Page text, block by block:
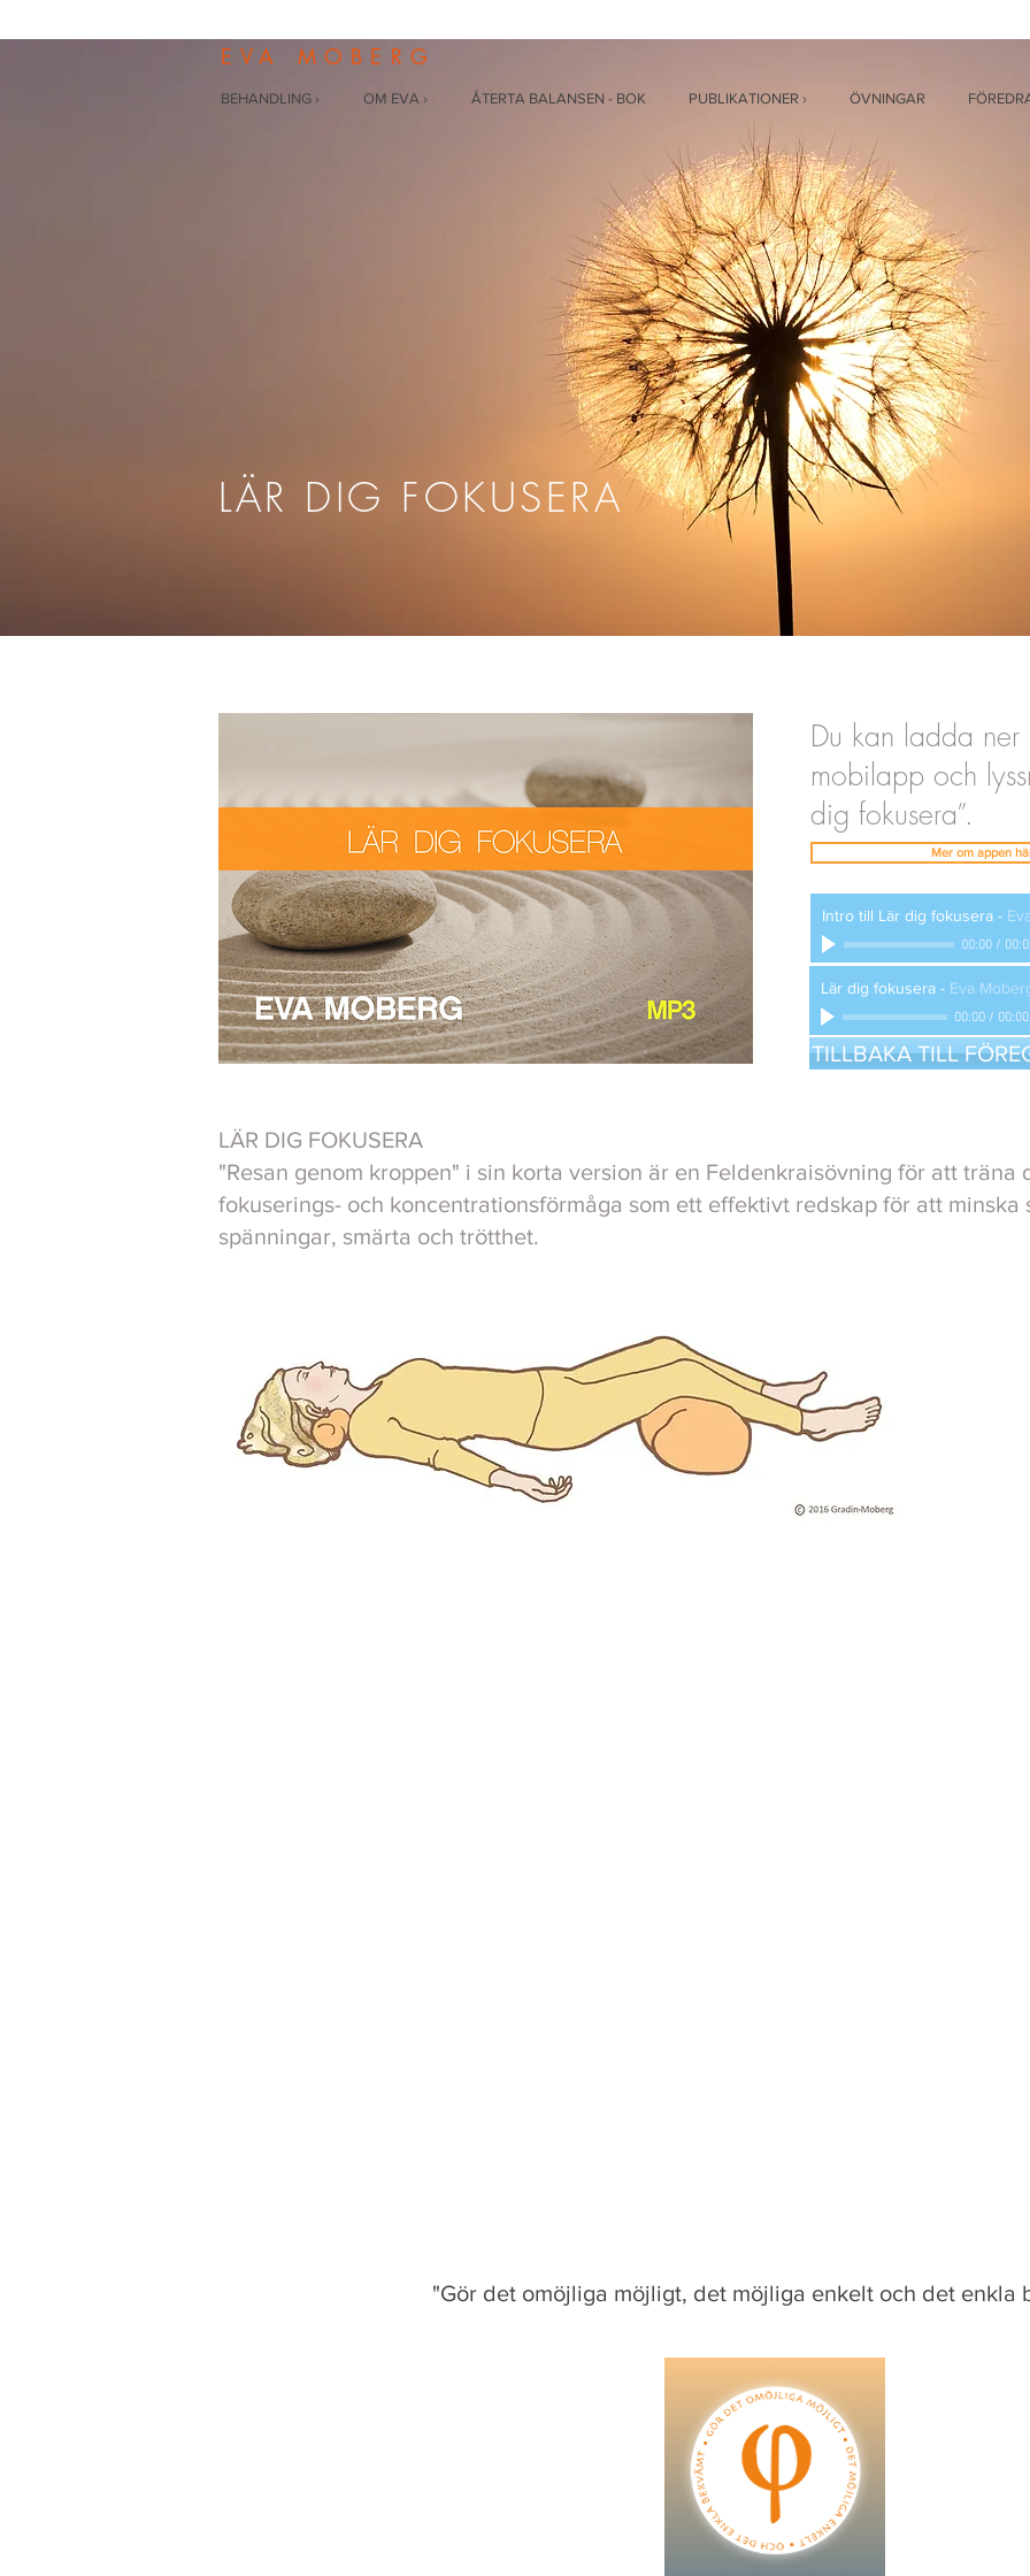
BEHANDLING › OM EVA › ÅTERTA BALANSEN - BOK PUBLIKATIONER › ÖVNINGAR
EVA MOBERG
LÄR DIG FOKUSERA
Du kan ladda ner
mobilapp och
dig fokusera”.
Mer om appen
Intro till Lär dig fokusera -
00:00/
Lär dig fokusera - Eva
00:00/ 00:00
TILLBAKA TILL
LÄR DIG FOKUSERA
"Resan genom kroppen" i sin korta version är en Feldenkraisövning för att träna
fokuserings- och koncentrationsförmåga som ett effektivt redskap för att minska
spänningar, smärta och trötthet.
"Gör det omöjliga möjligt, det möjliga enkelt och det enkla